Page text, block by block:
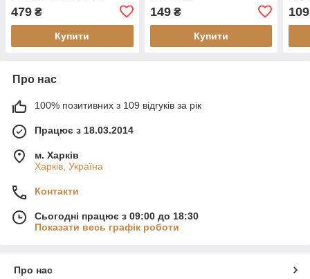
479 ₴
Купити
149₴
Купити
109
Про нас
100% позитивних з 109 відгуків за рік
Працює з 18.03.2014
м. Харків
Харків, Україна
Контакти
Сьогодні працює з 09:00 до 18:30
Показати весь графік роботи
Про нас